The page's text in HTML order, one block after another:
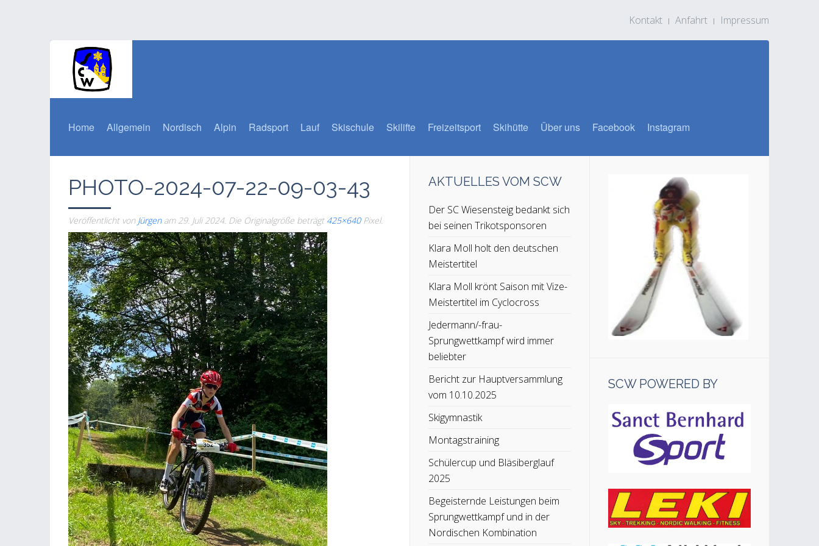
Kontakt Anfahrt Impressum
Home Allgemein Nordisch Alpin Radsport Lauf Skischule Skilifte Freizeitsport Skihütte Über uns Facebook Instagram
PHOTO-2024-07-22-09-03-43
Veröffentlicht von Jürgenam 29. Juli 2024. Die Originalgröße beträgt 425×640Pixel.
AKTUELLES VOM SCW
Der SC Wiesensteig bedankt sich
bei seinen Trikotsponsoren
Klara Moll holt den deutschen
Meistertitel
Klara Moll krönt Saison mit Vize-
Meistertitel im Cyclocross
Jedermann/-frau-
Sprungwettkampf wird immer
beliebter
Bericht zur Hauptversammlung
vom 10.10.2025
Skigymnastik
Montagstraining
Schülercup und Bläsiberglauf
2025
Begeisternde Leistungen beim
Sprungwettkampf und in der
Nordischen Kombination
SCW POWERED BY